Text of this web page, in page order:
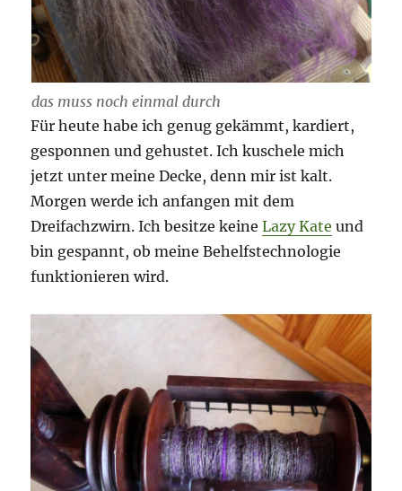
das muss noch einmal durch
Für heute habe ich genug gekämmt, kardiert,
gesponnen und gehustet. Ich kuschele mich
jetzt unter meine Decke, denn mir ist kalt.
Morgen werde ich anfangen mit dem
Dreifachzwirn. Ich besitze keineLazy Kate und
bin gespannt, ob meine Behelfstechnologie
funktionieren wird.